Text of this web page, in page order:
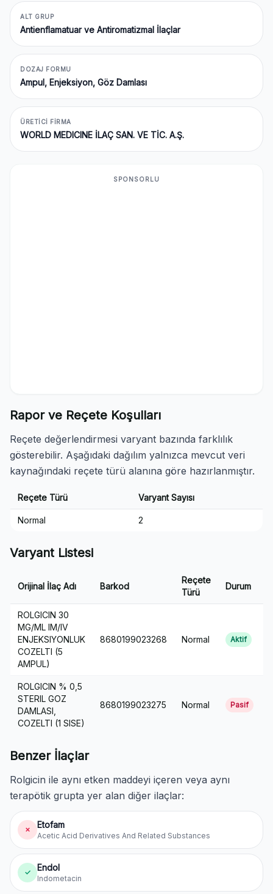
ALT GRUP
Antienflamatuar ve Antiromatizmal İlaçlar
DOZAJ FORMU
Ampul, Enjeksiyon, Göz Damlası
ÜRETICI FIRMA
WORLD MEDICINE İLAÇ SAN. VE TİC. A.Ş.
SPONSORLU
Rapor ve Reçete Koşulları
Reçete değerlendirmesi varyant bazında farklılık
gösterebilir. Aşağıdaki dağılım yalnızca mevcut veri
kaynağındaki reçete türü alanına göre hazırlanmıştır.
Reçete Türü Varyant Sayısı
Normal 2
Varyant Listesi
Orijinal İlaç Adı Barkod
Reçete
Türü
Durum
ROLGICIN 30
MG/ML IM/IV
ENJEKSIYONLUK
COZELTI (5
AMPUL)
8680199023268 Normal Aktif
ROLGICIN % 0,5
STERIL GOZ
DAMLASI,
COZELTI (1 SISE)
8680199023275 Normal Pasif
Benzer İlaçlar
Rolgicin ile aynı etken maddeyi içeren veya aynı
terapötik grupta yer alan diğer ilaçlar:
✗ Etofam
Acetic Acid Derivatives And Related Substances
✓ Endol
Indometacin